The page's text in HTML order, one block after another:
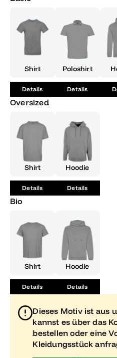
Shirt
Details
Poloshirt
Details
Oversized
Shirt
Details
Hoodie
Details
Bio
Shirt
Details
Hoodie
Details
Dieses Motiv ist aus
kannst es über das
bestellen oder eine
Kleidungsstück